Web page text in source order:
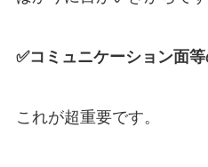
✅コミュニケーション面等
これが超重要です。